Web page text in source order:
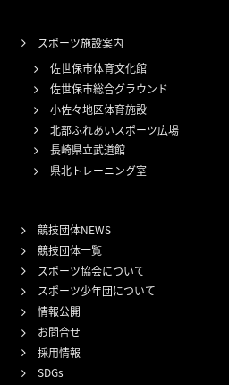
スポーツ施設案内
佐世保市体育文化館
佐世保市総合グラウンド
小佐々地区体育施設
北部ふれあいスポーツ広場
長崎県立武道館
県北トレーニング室
競技団体NEWS
競技団体一覧
スポーツ協会について
スポーツ少年団について
情報公開
お問合せ
採用情報
SDGs